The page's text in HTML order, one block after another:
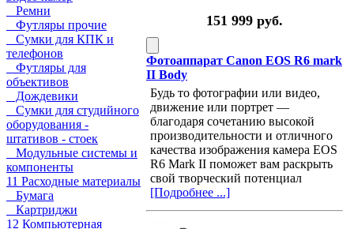
Ремни
Футляры прочие
Сумки для КПК и
телефонов
Футляры для
объективов
Дождевики
Сумки для студийного
оборудования -
штативов - стоек
Модульные системы и
компоненты
11 Расходные материалы
Бумага
Картриджи
12 Компьютерная
151 999 руб.
Фотоаппарат Canon EOS R6 mark
II Body
Будь то фотографии или видео,
движение или портрет —
благодаря сочетанию высокой
производительности и отличного
качества изображения камера EOS
R6 Mark II поможет вам раскрыть
свой творческий потенциал
[Подробнее ...]